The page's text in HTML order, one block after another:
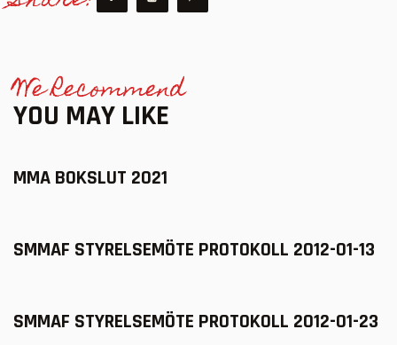
We Recommend
YOU MAY LIKE
MMA BOKSLUT 2021
SMMAF STYRELSEMÖTE PROTOKOLL 2012-01-13
SMMAF STYRELSEMÖTE PROTOKOLL 2012-01-23